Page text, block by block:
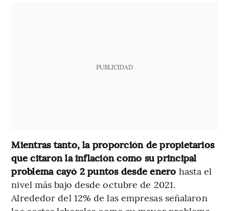
PUBLICIDAD
Mientras tanto, la proporción de propietarios
que citaron la inflación como su principal
problema cayó 2 puntos desde enero hasta el
nivel más bajo desde octubre de 2021.
Alrededor del 12% de las empresas señalaron